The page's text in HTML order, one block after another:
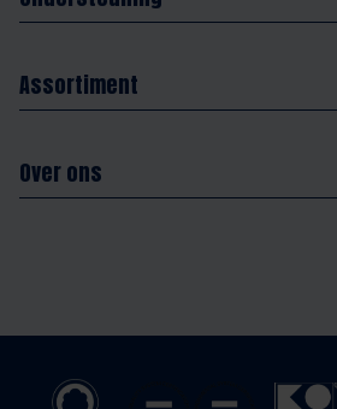
Assortiment
Over ons